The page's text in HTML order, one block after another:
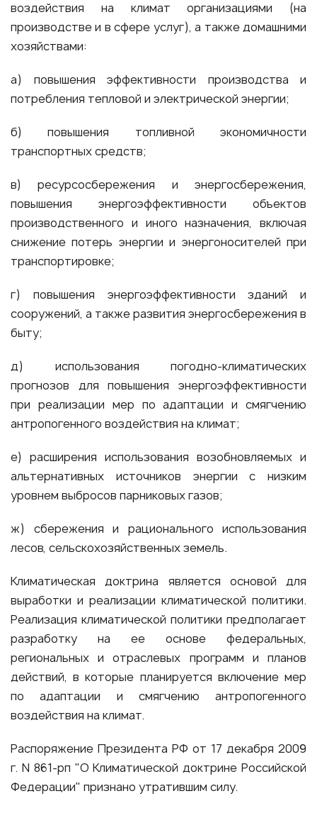
воздействия на климат организациями (на
производстве и в сфере услуг), а также домашними
хозяйствами:
а) повышения эффективности производства и
потребления тепловой и электрической энергии;
б) повышения топливной экономичности
транспортных средств;
в) ресурсосбережения и энергосбережения,
повышения энергоэффективности объектов
производственного и иного назначения, включая
снижение потерь энергии и энергоносителей при
транспортировке;
г) повышения энергоэффективности зданий и
сооружений, а также развития энергосбережения в
быту;
д) использования погодно-климатических
прогнозов для повышения энергоэффективности
при реализации мер по адаптации и смягчению
антропогенного воздействия на климат;
е) расширения использования возобновляемых и
альтернативных источников энергии с низким
уровнем выбросов парниковых газов;
ж) сбережения и рационального использования
лесов, сельскохозяйственных земель.
Климатическая доктрина является основой для
выработки и реализации климатической политики.
Реализация климатической политики предполагает
разработку на ее основе федеральных,
региональных и отраслевых программ и планов
действий, в которые планируется включение мер
по адаптации и смягчению антропогенного
воздействия на климат.
Распоряжение Президента РФ от 17 декабря 2009
г. N 861-рп "О Климатической доктрине Российской
Федерации" признано утратившим силу.